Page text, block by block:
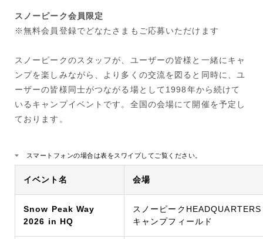
スノーピーク会員限定
※無料会員登録でどなたさまもご応募いただけます
スノーピークのスタッフが、ユーザーの皆様と一緒にキャ
ンプを楽しみながら、より多くの交流を図ると同時に、ユ
ーザーの皆様同士がつながる場として1998年から続けて
いるキャンプイベントです。全国の会場にて開催を予定し
ております。
スマートフォンの場合は表をスワイプしてご覧ください。
イベント名 会場
Snow Peak Way
2026 in HQ
スノーピークHEADQUARTERS
キャンプフィールド